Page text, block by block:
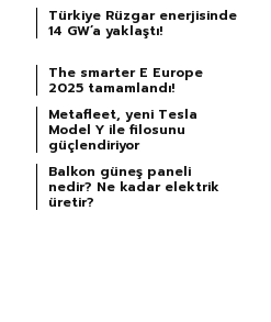
Türkiye Rüzgar enerjisinde
14 GW’a yaklaştı!
The smarter E Europe
2025 tamamlandı!
Metafleet, yeni Tesla
Model Y ile filosunu
güçlendiriyor
Balkon güneş paneli
nedir? Ne kadar elektrik
üretir?